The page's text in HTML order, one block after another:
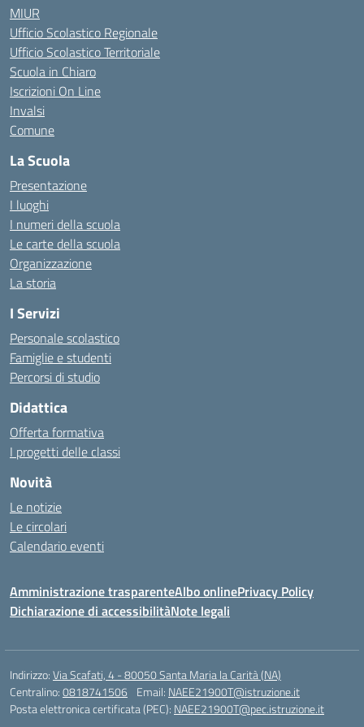
MIUR
Ufficio Scolastico Regionale
Ufficio Scolastico Territoriale
Scuola in Chiaro
Iscrizioni On Line
Invalsi
Comune
La Scuola
Presentazione
I luoghi
I numeri della scuola
Le carte della scuola
Organizzazione
La storia
I Servizi
Personale scolastico
Famiglie e studenti
Percorsi di studio
Didattica
Offerta formativa
I progetti delle classi
Novità
Le notizie
Le circolari
Calendario eventi
Amministrazione trasparenteAlbo onlinePrivacy Policy
Dichiarazione di accessibilitàNote legali
Indirizzo:Via Scafati, 4 - 80050 Santa Maria la Carità (NA)
Centralino:0818741506 Email: NAEE21900T@istruzione.it
Posta elettronica certificata (PEC): NAEE21900T@pec.istruzione.it